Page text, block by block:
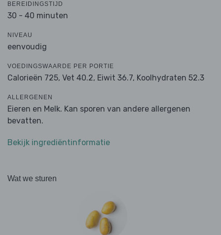
BEREIDINGSTIJD
30 - 40 minuten
NIVEAU
eenvoudig
VOEDINGSWAARDE PER PORTIE
Calorieën 725, Vet 40.2, Eiwit 36.7, Koolhydraten 52.3
ALLERGENEN
Eieren en Melk. Kan sporen van andere allergenen
bevatten.
Bekijk ingrediëntinformatie
Wat we sturen